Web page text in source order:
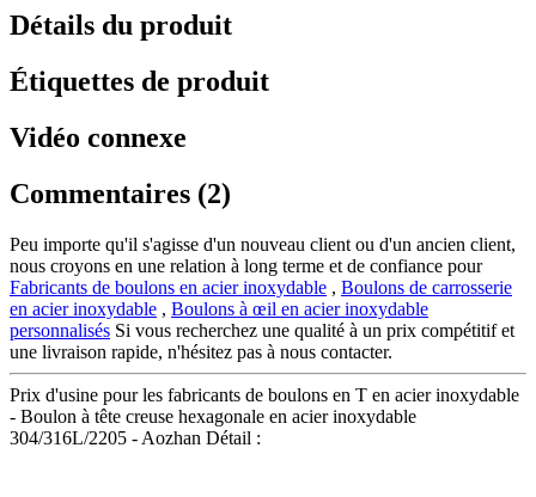
Détails du produit
Étiquettes de produit
Vidéo connexe
Commentaires (2)
Peu importe qu'il s'agisse d'un nouveau client ou d'un ancien client,
nous croyons en une relation à long terme et de confiance pour
Fabricants de boulons en acier inoxydable , Boulons de carrosserie
en acier inoxydable , Boulons à œil en acier inoxydable
personnalisés Si vous recherchez une qualité à un prix compétitif et
une livraison rapide, n'hésitez pas à nous contacter.
Prix d'usine pour les fabricants de boulons en T en acier inoxydable
- Boulon à tête creuse hexagonale en acier inoxydable
304/316L/2205 - Aozhan Détail :